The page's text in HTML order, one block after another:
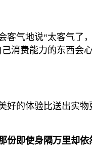
气地说“太客气
消费能力的东西
好的体验比送出实
份即使身隔万里却依